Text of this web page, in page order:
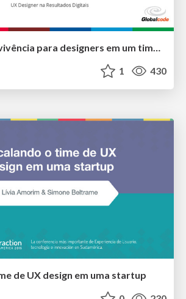
Guia de sobrevivência para designers em um time de desenvolvedores
1 430
de UX design em uma startup